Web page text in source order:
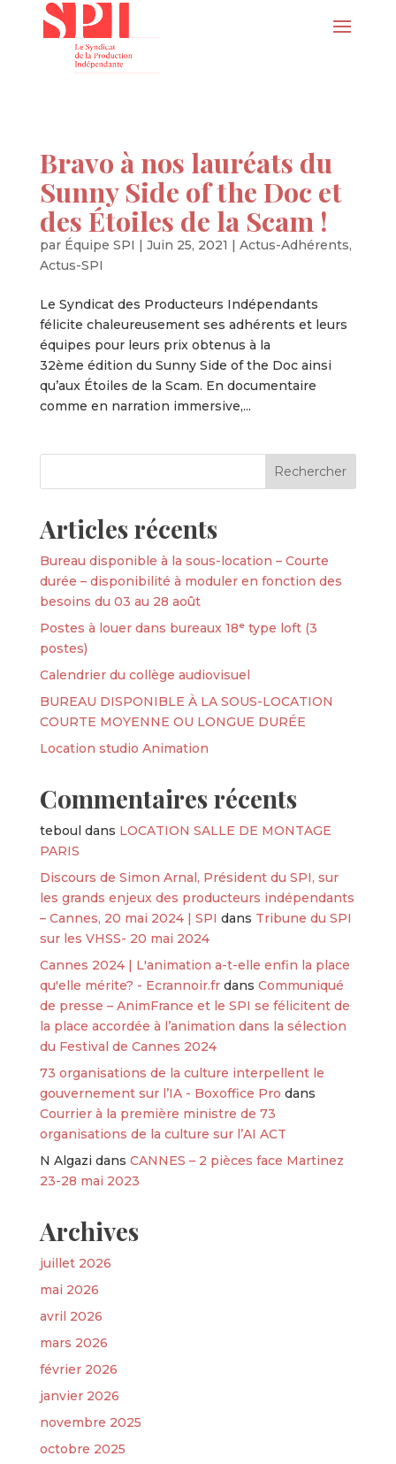
Bravo à nos lauréats du
Sunny Side of the Doc et
des Étoiles de la Scam !
par Équipe SPI | Juin 25, 2021 | Actus-Adhérents,
Actus-SPI
Le Syndicat des Producteurs Indépendants
félicite chaleureusement ses adhérents et leurs
équipes pour leurs prix obtenus à la
32ème édition du Sunny Side of the Doc ainsi
qu’aux Étoiles de la Scam. En documentaire
comme en narration immersive,...
Articles récents
Bureau disponible à la sous-location – Courte
durée – disponibilité à moduler en fonction des
besoins du 03 au 28 août
Postes à louer dans bureaux 18ᵉ type loft (3
postes)
Calendrier du collège audiovisuel
BUREAU DISPONIBLE À LA SOUS-LOCATION
COURTE MOYENNE OU LONGUE DURÉE
Location studio Animation
Commentaires récents
teboul dans LOCATION SALLE DE MONTAGE
PARIS
Discours de Simon Arnal, Président du SPI, sur
les grands enjeux des producteurs indépendants
– Cannes, 20 mai 2024 | SPI dans Tribune du SPI
sur les VHSS- 20 mai 2024
Cannes 2024 | L'animation a-t-elle enfin la place
qu'elle mérite? - Ecrannoir.frdans Communiqué
de presse – AnimFrance et le SPI se félicitent de
la place accordée à l’animation dans la sélection
du Festival de Cannes 2024
73 organisations de la culture interpellent le
gouvernement sur l’IA - Boxoffice Pro dans
Courrier à la première ministre de 73
organisations de la culture sur l’AI ACT
N Algazi dans CANNES – 2 pièces face Martinez
23-28 mai 2023
Archives
juillet 2026
mai 2026
avril 2026
mars 2026
février 2026
janvier 2026
novembre 2025
octobre 2025